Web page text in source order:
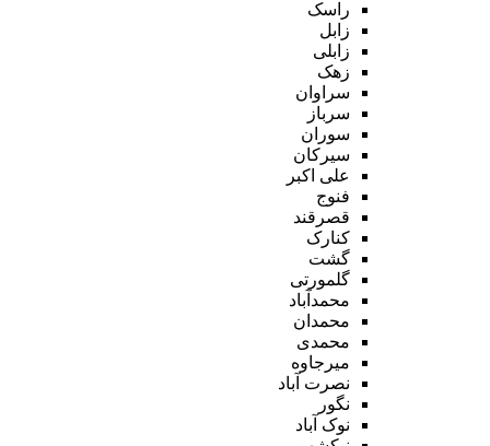
راسک
زابل
زابلی
زهک
سراوان
سرباز
سوران
سیرکان
علی اکبر
فنوج
قصرقند
کنارک
گشت
گلمورتی
محمدآباد
محمدان
محمدی
میرجاوه
نصرت آباد
نگور
نوک آباد